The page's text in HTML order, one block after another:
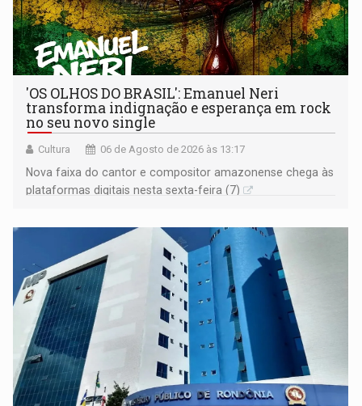
'OS OLHOS DO BRASIL': Emanuel Neri
transforma indignação e esperança em rock
no seu novo single
Cultura 06 de Agosto de 2026 às 13:17
Nova faixa do cantor e compositor amazonense chega às
plataformas digitais nesta sexta-feira (7)